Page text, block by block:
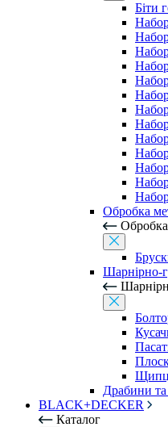
Біти
Обробка
Шарнірно-
Щипці
Драбини та
BLACK+DECKER
Каталог